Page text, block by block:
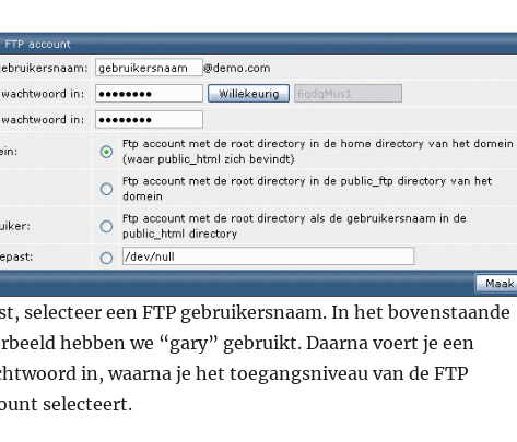
selecteer een FTP gebruikersnaam. In het bovenstaande
hebben we “gary” gebruikt. Daarna voert je een
in, waarna je het toegangsniveau van de FTP
selecteert.